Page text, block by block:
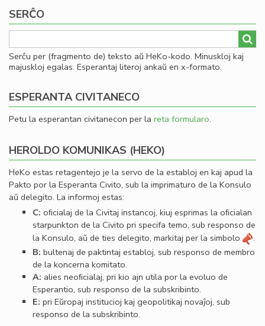
SERĈO
Serĉu per (fragmento de) teksto aŭ HeKo-kodo. Minuskloj kaj
majuskloj egalas. Esperantaj literoj ankaŭ en x-formato.
ESPERANTA CIVITANECO
Petu la esperantan civitanecon per la reta formularo.
HEROLDO KOMUNIKAS (HEKO)
HeKo estas retagentejo je la servo de la establoj en kaj apud la
Pakto por la Esperanta Civito, sub la imprimaturo de la Konsulo
aŭ delegito. La informoj estas:
C: oﬁcialaj de la Civitaj instancoj, kiuj esprimas la oﬁcialan
starpunkton de la Civito pri specifa temo, sub responso de
la Konsulo, aŭ de ties delegito, markitaj per la simbolo
.
B: bultenaj de paktintaj establoj, sub responso de membro
de la koncerna komitato.
A: alies neoﬁcialaj, pri kio ajn utila por la evoluo de
Esperantio, sub responso de la subskribinto.
E: pri Eŭropaj institucioj kaj geopolitikaj novaĵoj, sub
responso de la subskribinto.